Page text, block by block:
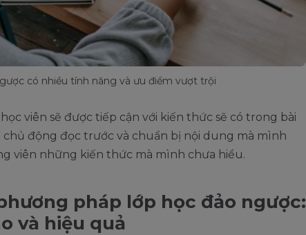
có nhiều tính năng và ưu điểm vượt trội
viên sẽ được tiếp cận với kiến thức sẽ có trong bài
chủ động đọc trước và chuẩn bị nội dung mà mình
viên những kiến thức mà mình chưa hiểu.
pháp lớp học đảo ngược:
và hiệu quả